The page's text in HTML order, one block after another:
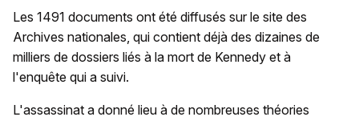
Les 1491 documents ont été diffusés sur le site des
Archives nationales, qui contient déjà des dizaines de
milliers de dossiers liés à la mort de Kennedy et à
l'enquête qui a suivi.
L'assassinat a donné lieu à de nombreuses théories